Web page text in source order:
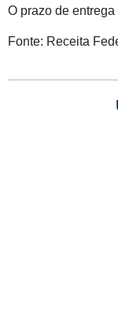
O prazo de
Fonte: Receita